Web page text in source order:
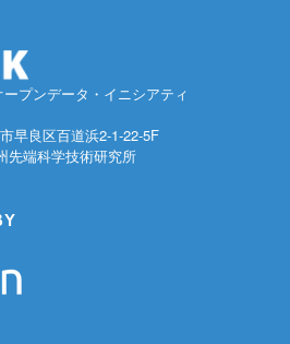
プンデータ・イニシアティ
早良区百道浜2-1-22-5F
先端科学技術研究所